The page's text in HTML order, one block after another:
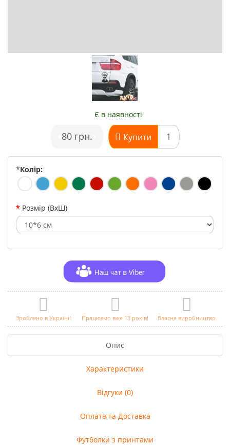
Є в наявності
80 грн. Купити
*Колір:
Розмір (ВхШ)
Зроблено в Україні! Працюємо вже 13 років! Власне виробництво
Опис
Характеристики
Відгуки (0)
Оплата та Доставка
Футболки з принтами